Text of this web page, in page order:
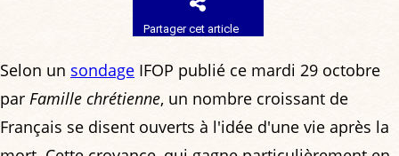
Partager cet article
Selon un sondage IFOP publié ce mardi 29 octobre
par Famille chrétienne, un nombre croissant de
Français se disent ouverts à l'idée d'une vie après la